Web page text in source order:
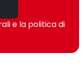
e la politica di